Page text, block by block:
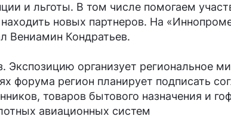
и льготы. В том числе помогаем
новых партнеров. На
Вениамин Кондратьев.
Экспозицию организует региональное
регион планирует подписать
товаров бытового назначения и
авиационных систем